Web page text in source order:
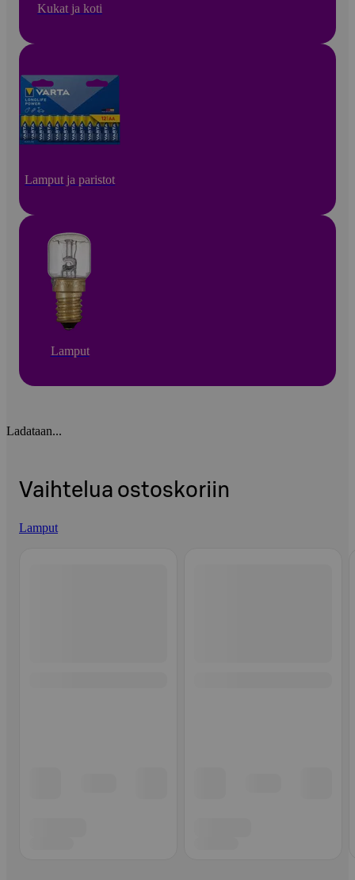
Kukat ja koti
Lamput ja paristot
Lamput
Ladataan...
Vaihtelua ostoskoriin
Lamput